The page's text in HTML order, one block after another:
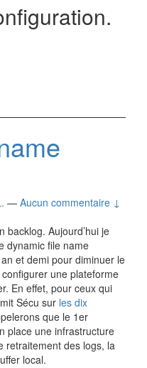
— Aucun commentaire ↓
backlog. Aujourd’hui je
dynamic file name
an et demi pour diminuer le
une plateforme
En effet, pour ceux qui
Sécu sur les dix
que le 1er
place une infrastructure
retraitement des logs, la
local.